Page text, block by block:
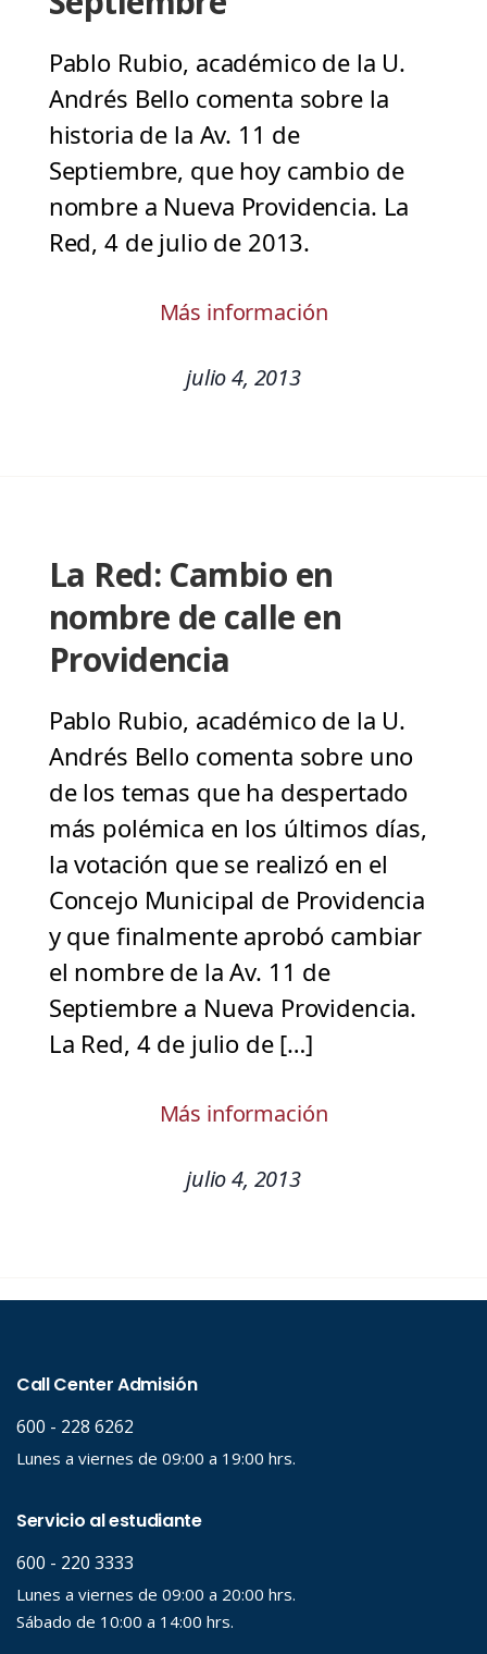
Pablo Rubio, académico de la U.
Andrés Bello comenta sobre la
historia de la Av. 11 de
Septiembre, que hoy cambio de
nombre a Nueva Providencia. La
Red, 4 de julio de 2013.
Más información
julio 4, 2013
La Red: Cambio en
nombre de calle en
Providencia
Pablo Rubio, académico de la U.
Andrés Bello comenta sobre uno
de los temas que ha despertado
más polémica en los últimos días,
la votación que se realizó en el
Concejo Municipal de Providencia
y que finalmente aprobó cambiar
el nombre de la Av. 11 de
Septiembre a Nueva Providencia.
La Red, 4 de julio de […]
Más información
julio 4, 2013